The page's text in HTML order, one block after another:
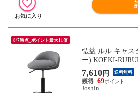
8/7時点_ポイント最大11倍
弘益 ルル キャス
ー) KOEKI-
7,610円 送料無料
69
Joshin